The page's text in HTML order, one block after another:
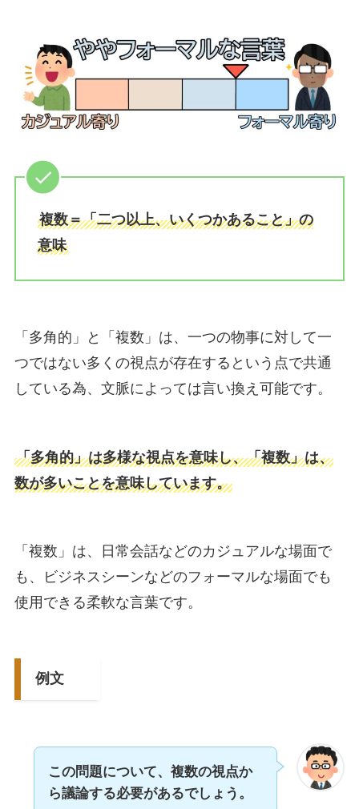
複数＝「二つ以上、いくつかあること」の
意味
「多角的」と「複数」は、一つの物事に対して一
つではない多くの視点が存在するという点で共通
している為、文脈によっては言い換え可能です。
「多角的」は多様な視点を意味し、「複数」は、
数が多いことを意味しています。
「複数」は、日常会話などのカジュアルな場面で
も、ビジネスシーンなどのフォーマルな場面でも
使用できる柔軟な言葉です。
例文
この問題について、複数の視点か
ら議論する必要があるでしょう。